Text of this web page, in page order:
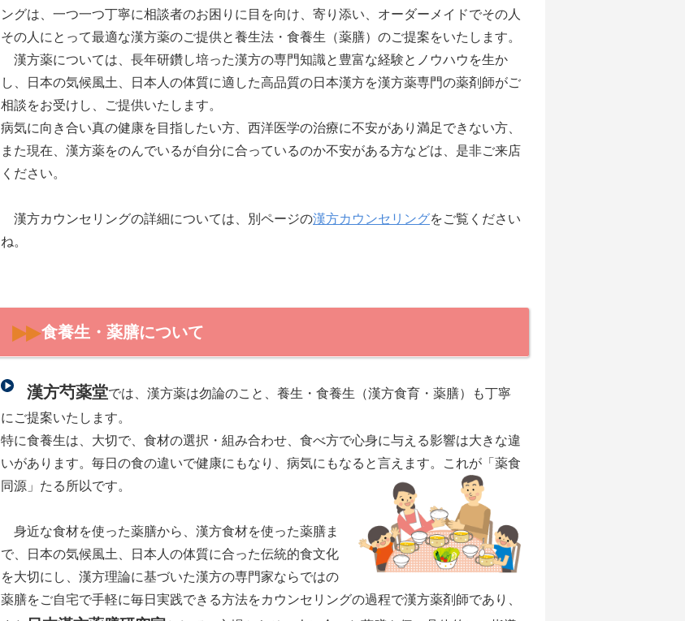
ングは、一つ一つ丁寧に相談者のお困りに目を向け、寄り添い、オーダーメイドでその人
その人にとって最適な漢方薬のご提供と養生法・食養生（薬膳）のご提案をいたします。
漢方薬については、長年研鑽し培った漢方の専門知識と豊富な経験とノウハウを生か
し、日本の気候風土、日本人の体質に適した高品質の日本漢方を漢方薬専門の薬剤師がご
相談をお受けし、ご提供いたします。
病気に向き合い真の健康を目指したい方、西洋医学の治療に不安があり満足できない方、
また現在、漢方薬をのんでいるが自分に合っているのか不安がある方などは、是非ご来店
ください。
漢方カウンセリングの詳細については、別ページの漢方カウンセリングをご覧ください
ね。
食養生・薬膳について
漢方芍薬堂では、漢方薬は勿論のこと、養生・食養生（漢方食育・薬膳）も丁寧
にご提案いたします。
特に食養生は、大切で、食材の選択・組み合わせ、食べ方で心身に与える影響は大きな違
いがあります。毎日の食の違いで健康にもなり、病気にもなると言えます。これが「薬食
同源」たる所以です。
身近な食材を使った薬膳から、漢方食材を使った薬膳ま
で、日本の気候風土、日本人の体質に合った伝統的食文化
を大切にし、漢方理論に基づいた漢方の専門家ならではの
薬膳をご自宅で手軽に毎日実践できる方法をカウンセリングの過程で漢方薬剤師であり、